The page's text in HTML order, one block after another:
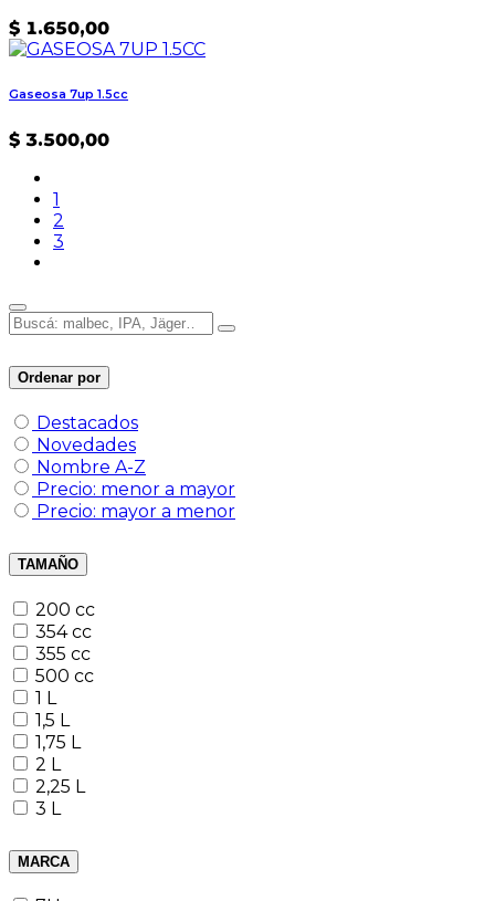
$ 1.650,00
Gaseosa 7up 1.5cc
$ 3.500,00
1
2
3
Ordenar por
Destacados
Novedades
Nombre A-Z
Precio: menor a mayor
Precio: mayor a menor
TAMAÑO
200 cc
354 cc
355 cc
500 cc
1 L
1,5 L
1,75 L
2 L
2,25 L
3 L
MARCA